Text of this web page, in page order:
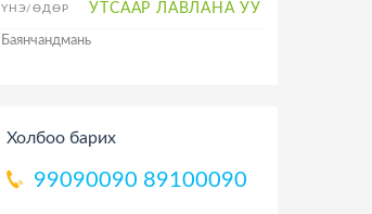
ҮНЭ/ӨДӨР УТСААР ЛАВЛАНА УУ
Баянчандмань
Холбоо барих
99090090 89100090